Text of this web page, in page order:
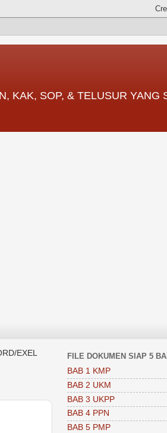
KAK, SOP, & TELUSUR YANG
EXEL
FILE DOKUMEN SIAP 5
BAB 1 KMP
BAB 2 UKM
BAB 3 UKPP
BAB 4 PPN
BAB 5 PMP